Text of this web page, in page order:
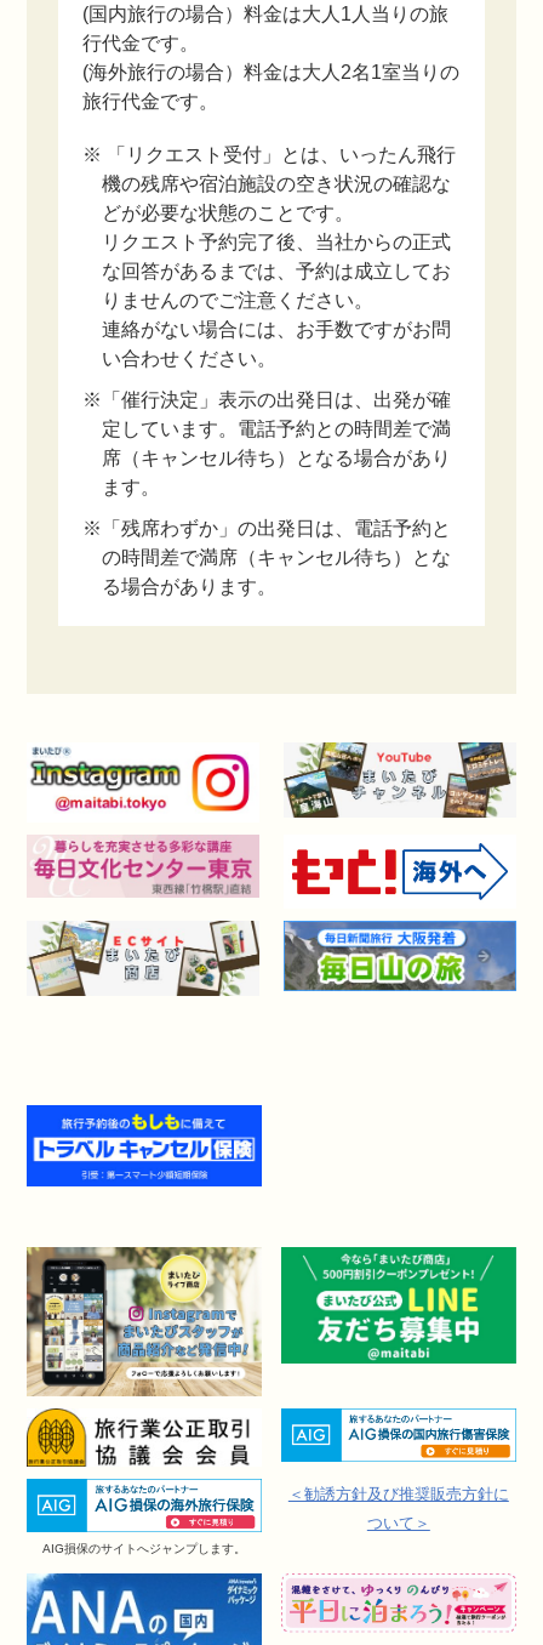
AIG損保のサイトへジャンプします。
＜勧誘方針及び推奨販売方針に
ついて＞
(国内旅行の場合）料金は大人1人当りの旅
行代金です。
(海外旅行の場合）料金は大人2名1室当りの
旅行代金です。
※ 「リクエスト受付」とは、いったん飛行
機の残席や宿泊施設の空き状況の確認な
どが必要な状態のことです。
リクエスト予約完了後、当社からの正式
な回答があるまでは、予約は成立してお
りませんのでご注意ください。
連絡がない場合には、お手数ですがお問
い合わせください。
※「催行決定」表示の出発日は、出発が確
定しています。電話予約との時間差で満
席（キャンセル待ち）となる場合があり
ます。
※「残席わずか」の出発日は、電話予約と
の時間差で満席（キャンセル待ち）とな
る場合があります。